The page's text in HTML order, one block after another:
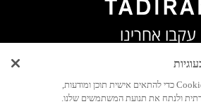
עקבו אחרינו
אנחנו משתמשים בקובצי Cookie כדי להתאים אישית תוכן ומודעות,
ולנתח את תנועת המשתמשים שלנו.